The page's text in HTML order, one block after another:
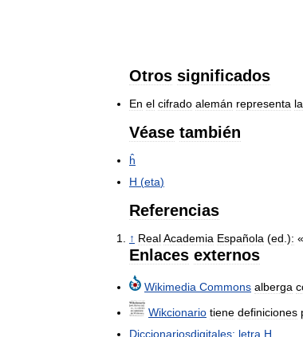
Otros significados
En el cifrado alemán representa la
Véase también
ĥ
Η (eta)
Referencias
↑ RealAcademia Española (ed .): «
Enlaces externos
Wikimedia Commons alberga
Wikcionario tiene definiciones
Diccionariosdigitales: letra H